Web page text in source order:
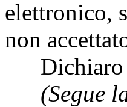
elettronico,
non
Dichiaro
(Segue la